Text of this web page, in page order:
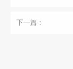
下一篇：